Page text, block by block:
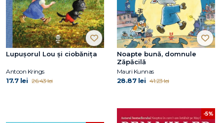
Lupușorul Lou și ciobănița
Antoon Krings
17.7 lei 26.43 lei
Noapte bună, domnule
Zăpăcilă
Mauri Kunnas
28.87 lei 41.23 lei
-5%